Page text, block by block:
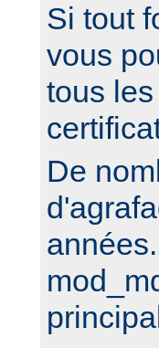
Si tout
vous
tous
De